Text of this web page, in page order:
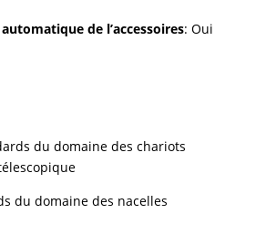
de l’accessoires: Oui
du domaine des chariots
du domaine des nacelles